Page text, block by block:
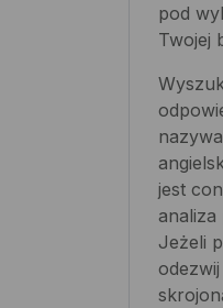
pod
Twojej
jest
analiza
Jeżeli